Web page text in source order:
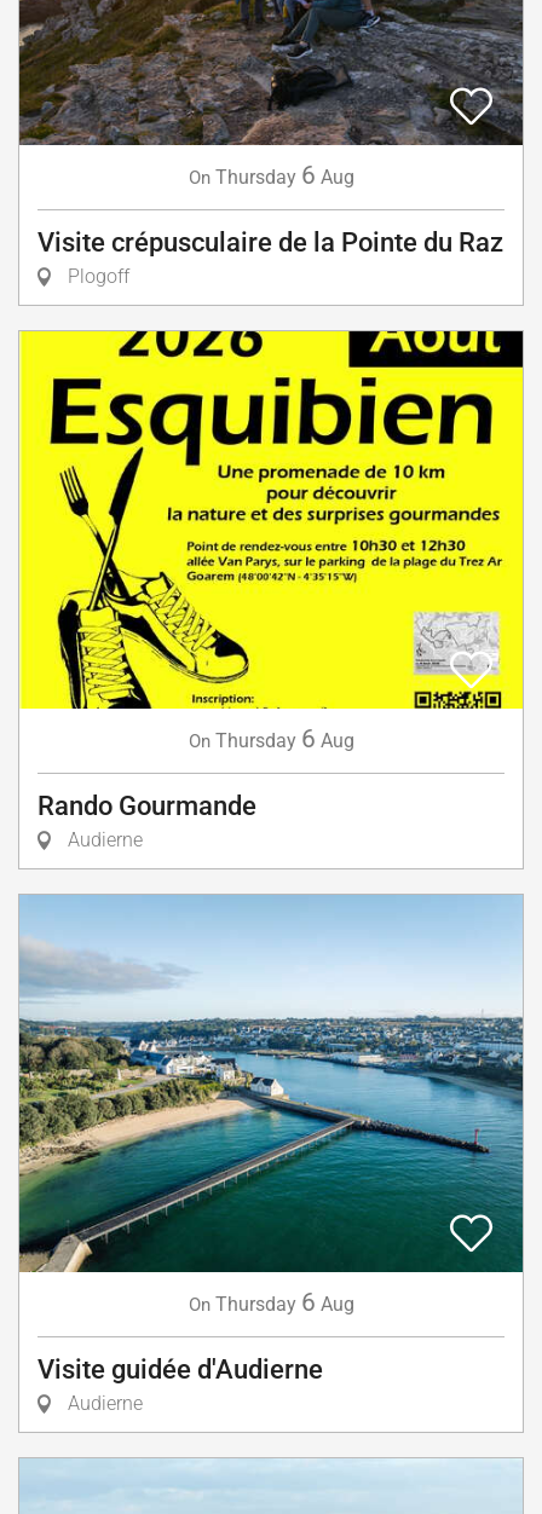
On Thursday 6 Aug
Visite crépusculaire de la Pointe du Raz
Plogoff
On Thursday 6 Aug
Rando Gourmande
Audierne
On Thursday 6 Aug
Visite guidée d'Audierne
Audierne